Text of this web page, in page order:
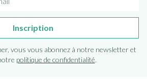
Inscription
vous vous abonnez à notre newsletter et
politique de confidentialité.